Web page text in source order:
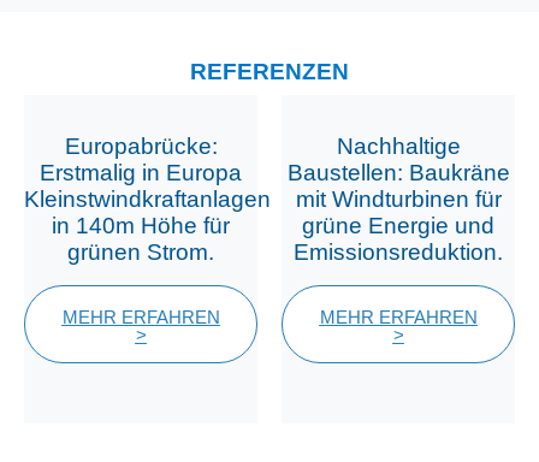
REFERENZEN
Europabrücke:
Erstmalig in Europa
Kleinstwindkraftanlagen
in 140m Höhe für
grünen Strom.
MEHR ERFAHREN
>
Nachhaltige
Baustellen: Baukräne
mit Windturbinen für
grüne Energie und
Emissionsreduktion.
MEHR ERFAHREN
>